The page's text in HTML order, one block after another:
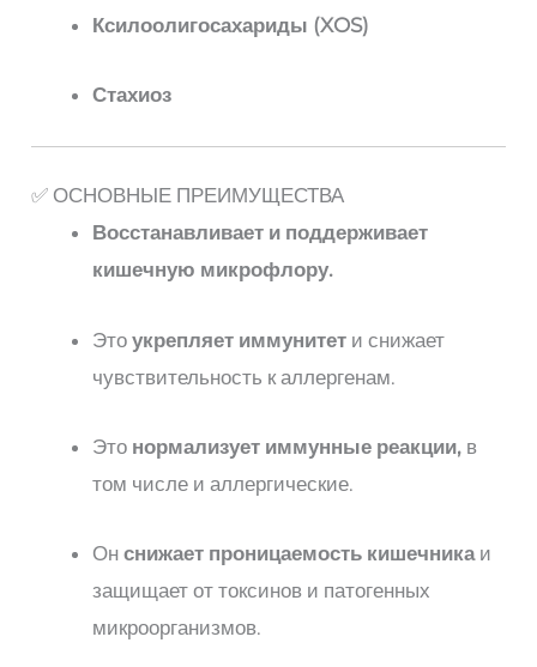
Ксилоолигосахариды (XOS)
Стахиоз
✅ ОСНОВНЫЕ ПРЕИМУЩЕСТВА
Восстанавливает и поддерживает
кишечную микрофлору.
Этоукрепляет иммунитет и снижает
чувствительность к аллергенам.
Это нормализует иммунные реакции, в
том числе и аллергические.
Онснижает проницаемость кишечникаи
защищает от токсинов и патогенных
микроорганизмов.